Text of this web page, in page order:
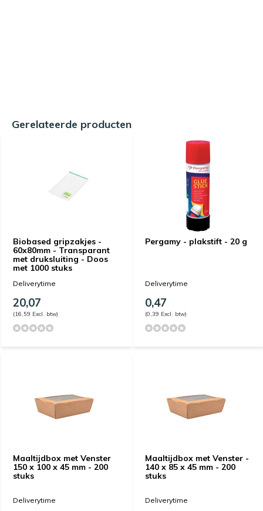
Gerelateerde producten
Biobased gripzakjes -
60x80mm - Transparant
met druksluiting - Doos
met 1000 stuks
Deliverytime
20,07
(16,59 Excl. btw)
Pergamy - plakstift - 20 g
Deliverytime
0,47
(0,39 Excl. btw)
Maaltijdbox met Venster
150 x 100 x 45 mm - 200
stuks
Deliverytime
Maaltijdbox met Venster -
140 x 85 x 45 mm - 200
stuks
Deliverytime